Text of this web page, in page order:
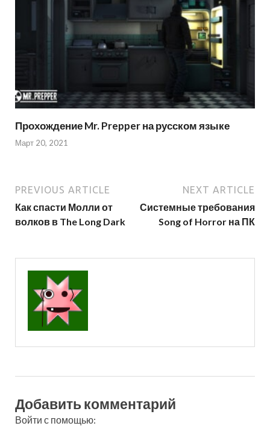
Прохождение Mr. Prepper на русском языке
Март 20, 2021
PREVIOUS ARTICLE
Как спасти Молли от
волков в The Long Dark
NEXT ARTICLE
Системные требования
Song of Horror на ПК
Добавить комментарий
Войти с помощью: